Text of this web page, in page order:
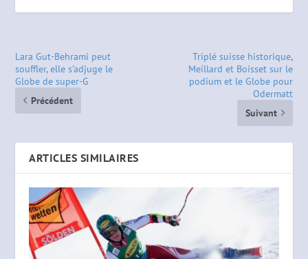
Lara Gut-Behrami peut
souffler, elle s’adjuge le
Globe de super-G
Précédent
Triplé suisse historique,
Meillard et Boisset sur le
podium et le Globe pour
Odermatt
Suivant
ARTICLES SIMILAIRES